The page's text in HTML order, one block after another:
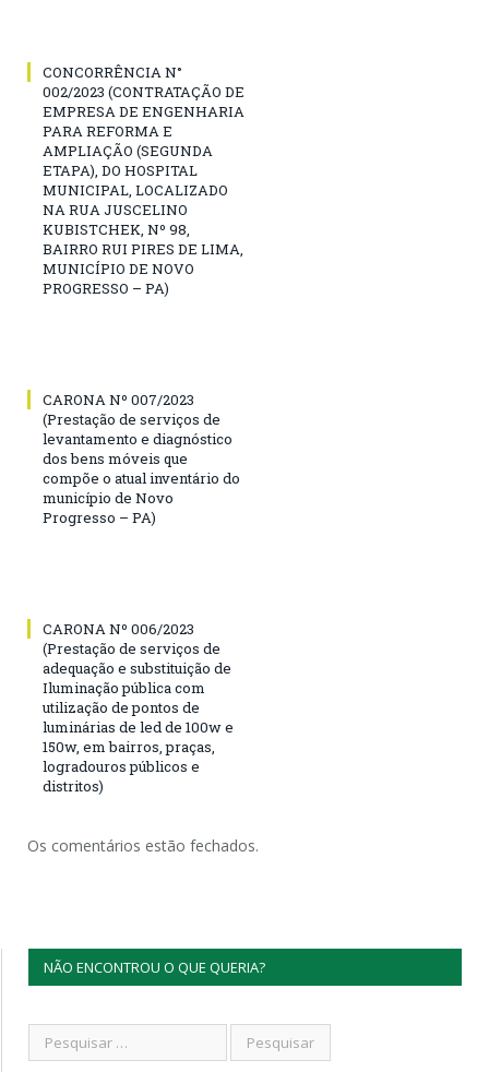
CONCORRÊNCIA N°
002/2023 (CONTRATAÇÃO DE
EMPRESA DE ENGENHARIA
PARA REFORMA E
AMPLIAÇÃO (SEGUNDA
ETAPA), DO HOSPITAL
MUNICIPAL, LOCALIZADO
NA RUA JUSCELINO
KUBISTCHEK, Nº 98,
BAIRRO RUI PIRES DE LIMA,
MUNICÍPIO DE NOVO
PROGRESSO – PA)
CARONA Nº 007/2023
(Prestação de serviços de
levantamento e diagnóstico
dos bens móveis que
compõe o atual inventário do
município de Novo
Progresso – PA)
CARONA Nº 006/2023
(Prestação de serviços de
adequação e substituição de
Iluminação pública com
utilização de pontos de
luminárias de led de 100w e
150w, em bairros, praças,
logradouros públicos e
distritos)
Os comentários estão fechados.
NÃO ENCONTROU O QUE QUERIA?